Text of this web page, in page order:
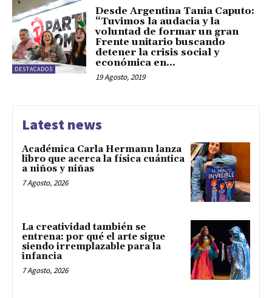
DESTACADOS
Desde Argentina Tania Caputo:
“Tuvimos la audacia y la
voluntad de formar un gran
Frente unitario buscando
detener la crisis social y
económica en...
19 Agosto, 2019
Latest news
Académica Carla Hermann lanza
libro que acerca la física cuántica
a niños y niñas
7 Agosto, 2026
La creatividad también se
entrena: por qué el arte sigue
siendo irremplazable para la
infancia
7 Agosto, 2026